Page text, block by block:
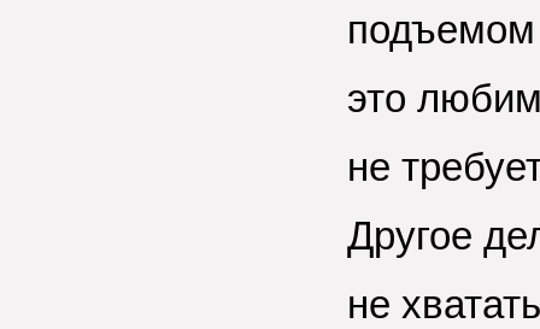
подъемом
это
не
Другое
не